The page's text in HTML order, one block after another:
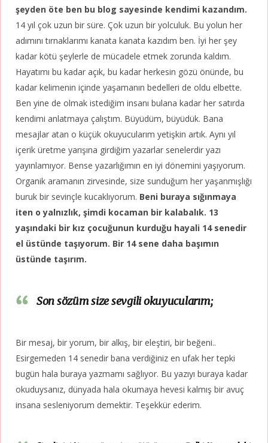
şeyden öte ben bu blog sayesinde kendimi kazandım.
14 yıl çok uzun bir süre. Çok uzun bir yolculuk. Bu yolun her
adımını tırnaklarımı kanata kanata kazıdım ben. İyi her şey
kadar kötü şeylerle de mücadele etmek zorunda kaldım.
Hayatımı bu kadar açık, bu kadar herkesin gözü önünde, bu
kadar kelimenin içinde yaşamanın bedelleri de oldu elbette.
Ben yine de olmak istediğim insanı bulana kadar her satırda
kendimi anlatmaya çalıştım. Büyüdüm, büyüdük. Bana
mesajlar atan o küçük okuyucularım yetişkin artık. Aynı yıl
içerik üretme yarışına girdiğim yazarlar senelerdir yazı
yayınlamıyor. Bense yazarlığımın en iyi dönemini yaşıyorum.
Organik aramanın zirvesinde, size sunduğum her yaşanmışlığı
buruk bir sevinçle kucaklıyorum. Beni buraya sığınmaya
iten o yalnızlık, şimdi kocaman bir kalabalık. 13
yaşındaki bir kız çocuğunun kurduğu hayali 14 senedir
el üstünde taşıyorum. Bir 14 sene daha başımın
üstünde taşırım.
Son sözüm size sevgili okuyucularım;
Bir mesaj, bir yorum, bir alkış, bir eleştiri, bir beğeni..
Esirgemeden 14 senedir bana verdiğiniz en ufak her tepki
bugün hala buraya yazmamı sağlıyor. Bu yazıyı buraya kadar
okuduysanız, dünyada hala okumaya hevesi kalmış bir avuç
insana sesleniyorum demektir. Teşekkür ederim.